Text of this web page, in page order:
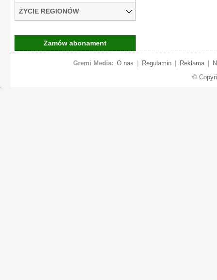
ŻYCIE REGIONÓW
Zamów abonament
Gremi Media: O nas Regulamin Reklama
©